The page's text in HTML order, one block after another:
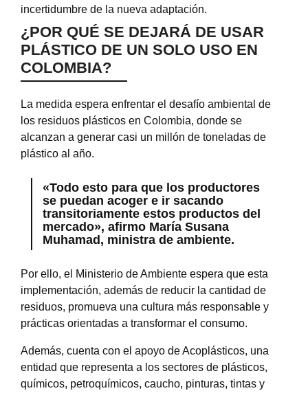
incertidumbre de la nueva adaptación.
¿POR QUÉ SE DEJARÁ DE USAR
PLÁSTICO DE UN SOLO USO EN
COLOMBIA?
La medida espera enfrentar el desafío ambiental de
los residuos plásticos en Colombia, donde se
alcanzan a generar casi un millón de toneladas de
plástico al año.
«Todo esto para que los productores
se puedan acoger e ir sacando
transitoriamente estos productos del
mercado», afirmo María Susana
Muhamad, ministra de ambiente.
Por ello, el Ministerio de Ambiente espera que esta
implementación, además de reducir la cantidad de
residuos, promueva una cultura más responsable y
prácticas orientadas a transformar el consumo.
Además, cuenta con el apoyo de Acoplásticos, una
entidad que representa a los sectores de plásticos,
químicos, petroquímicos, caucho, pinturas, tintas y